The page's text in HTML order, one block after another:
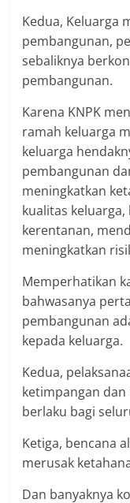
Kedua, Keluarga
pembangunan,
sebaliknya
pembangunan.
Karena KNPK
ramah keluarga
keluarga
pembangunan
meningkatkan
kualitas
kerentanan,
meningkatkan
Memperhatikan
bahwasanya
pembangunan
kepada keluarga.
Kedua,
ketimpangan
berlaku bagi
Ketiga, bencana
merusak
Dan banyaknya